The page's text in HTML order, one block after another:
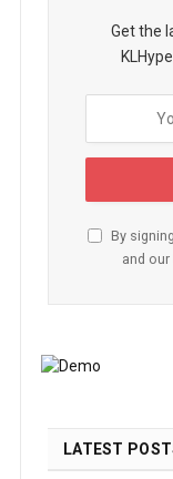
Get the
By
and our
LATEST